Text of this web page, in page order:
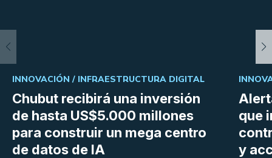
Chubut recibirá una inversión
de hasta US$5.000 millones
para construir un mega centro
de datos de IA
INNOVACIÓN / INFRAESTRUCTURA DIGITAL
que
y